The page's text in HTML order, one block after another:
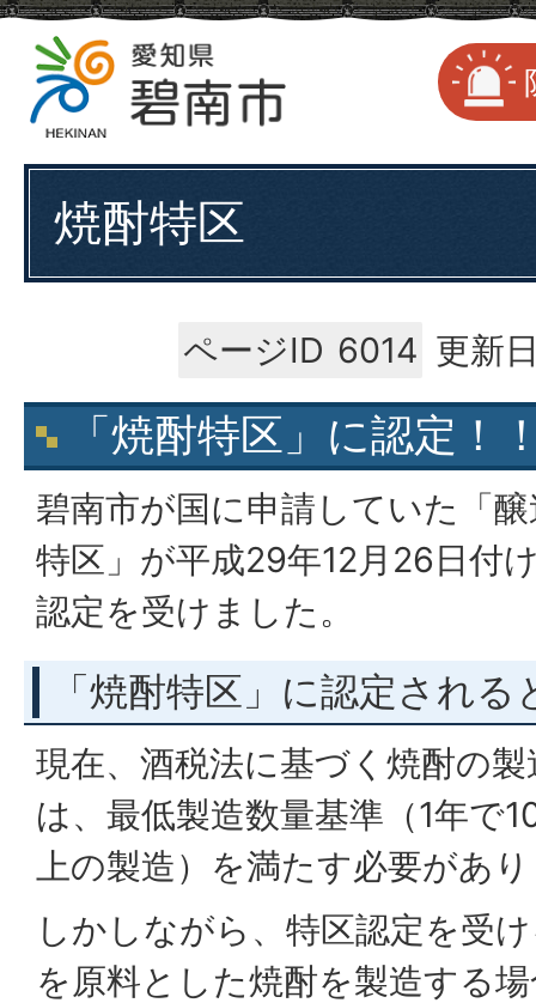
焼酎特区
ページID 6014 更新
「焼酎特区」に認定！
碧南市が国に申請していた「
特区」が平成29年12月26日付
認定を受けました。
「焼酎特区」に認定される
現在、酒税法に基づく焼酎の
は、最低製造数量基準（1年で
上の製造）を満たす必要があ
しかしながら、特区認定を受
を原料とした焼酎を製造する